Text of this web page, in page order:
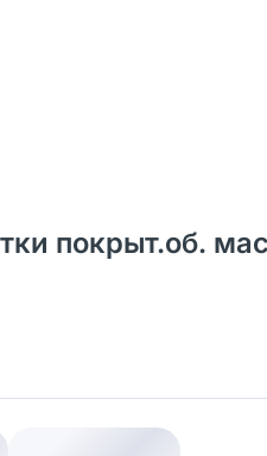
покрыт.об.